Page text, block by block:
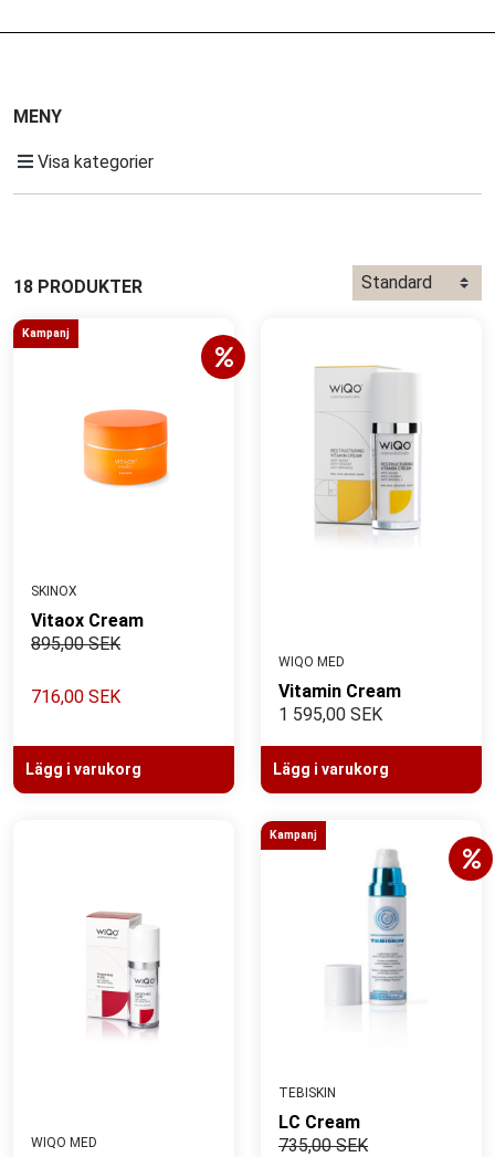
MENY
Visa kategorier
18 PRODUKTER
Kampanj
SKINOX
Vitaox Cream
895,00 SEK
716,00 SEK
Lägg i varukorg
WIQO MED
Vitamin Cream
1 595,00 SEK
Lägg i varukorg
WIQO MED
Kampanj
TEBISKIN
LC Cream
735,00 SEK